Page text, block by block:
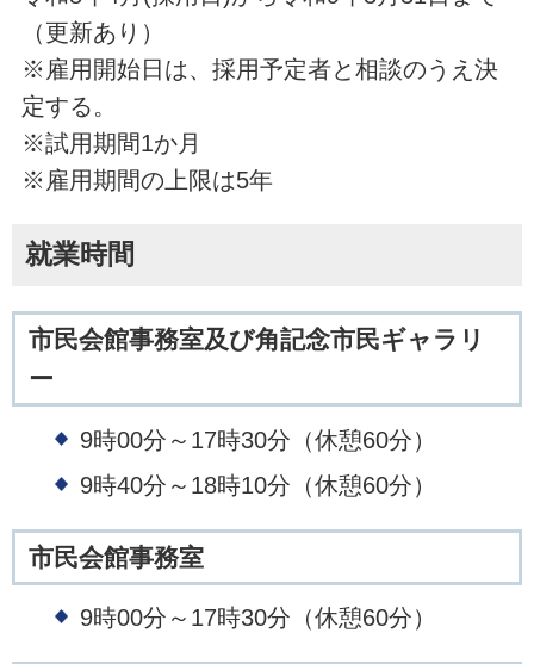
（更新あり）
※雇用開始日は、採用予定者と相談のうえ決
定する。
※試用期間1か月
※雇用期間の上限は5年
就業時間
市民会館事務室及び角記念市民ギャラリ
ー
9時00分～17時30分（休憩60分）
9時40分～18時10分（休憩60分）
市民会館事務室
9時00分～17時30分（休憩60分）